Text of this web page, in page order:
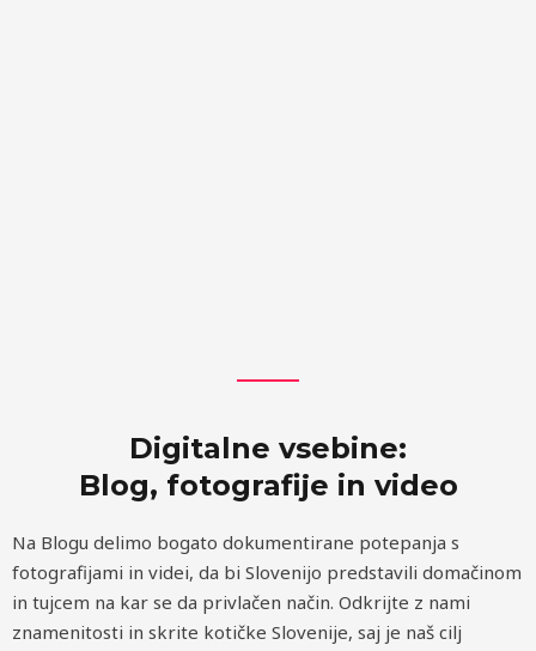
Digitalne vsebine:
Blog, fotografije in video
Na Blogu delimo bogato dokumentirane potepanja s
fotografijami in videi, da bi Slovenijo predstavili domačinom
in tujcem na kar se da privlačen način. Odkrijte z nami
znamenitosti in skrite kotičke Slovenije, saj je naš cilj